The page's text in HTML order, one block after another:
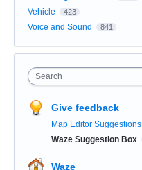
Vehicle 423
Voice and Sound 841
Search
Give feedback
Map Editor Suggestions
Waze Suggestion Box
Waze